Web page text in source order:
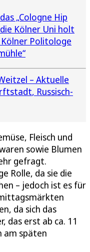
„Cologne Hip
Kölner Uni holt
Kölner Politologe
– Aktuelle
Russisch-
Fleisch und
sowie Blumen
gefragt.
Rolle, da sie die
– jedoch ist es für
da sich das
das erst ab ca. 11
am späten